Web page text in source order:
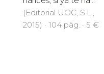
(Editorial UOC, S.L.,
2015) · 104 pàg. · 5 €